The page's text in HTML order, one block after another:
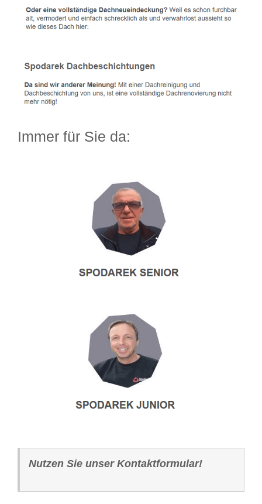
Immer für Sie da:
Nutzen Sie unser Kontaktformular!